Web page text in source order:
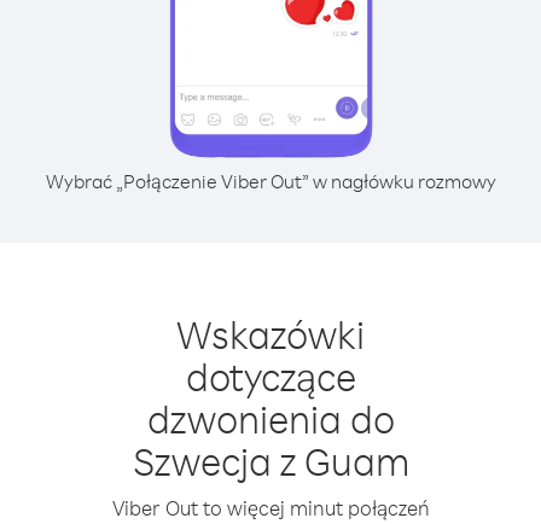
Wybrać „Połączenie Viber Out” w nagłówku rozmowy
Wskazówki
dotyczące
dzwonienia do
Szwecja z Guam
Viber Out to więcej minut połączeń